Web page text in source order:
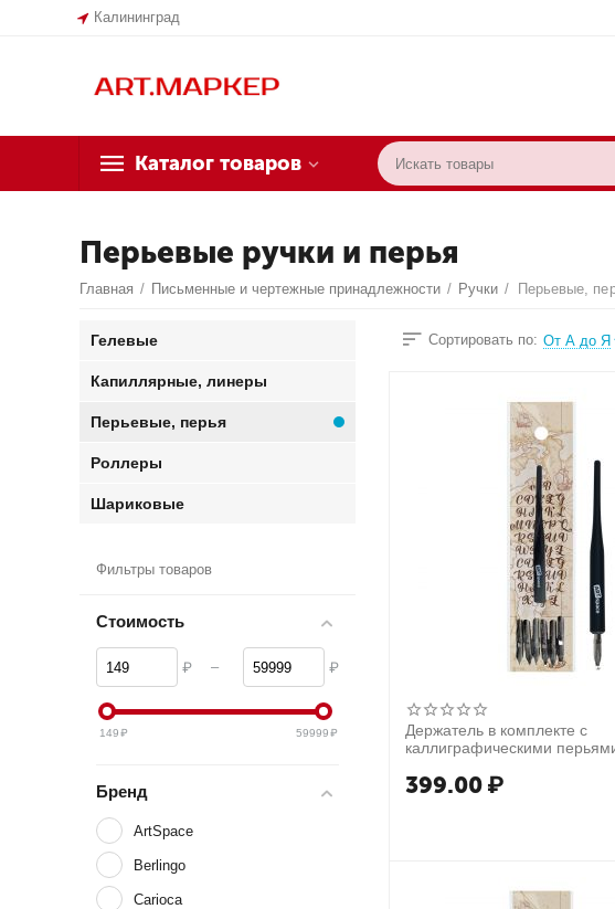
Калининград
Каталог товаров
Перьевые ручки и перья
Главная / Письменные и чертежные принадлежности / Ручки / Перьевые,
Сортировать по: От А до Я
Держатель в комплекте с
каллиграфическими
399.00 ₽
Гелевые
Капиллярные, линеры
Перьевые, перья
Роллеры
Шариковые
Фильтры товаров
Стоимость
₽ – ₽
149₽ 59999₽
Бренд
ArtSpace
Berlingo
Carioca